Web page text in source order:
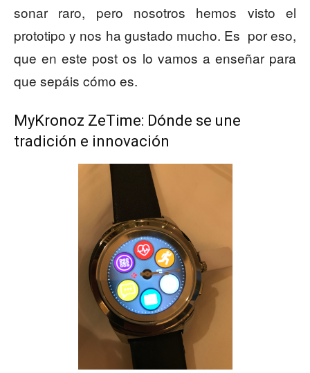
sonar raro, pero nosotros hemos visto el
prototipo y nos ha gustado mucho. Es por eso,
que en este post os lo vamos a enseñar para
que sepáis cómo es.
MyKronoz ZeTime: Dónde se une
tradición e innovación